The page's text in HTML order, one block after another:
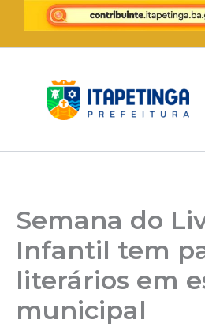
para
conteúdo
Semana do
Infantil tem
literários em
municipal